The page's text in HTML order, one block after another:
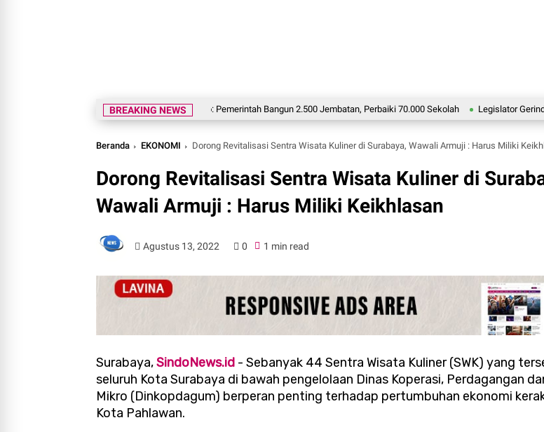
BREAKING NEWS
Prabowo: Pemerintah Bangun 2.500 Jembatan, Perbaiki 70.000 Sekolah Legislator Gerindra
Beranda EKONOMI Dorong Revitalisasi Sentra Wisata Kuliner di Surabaya, Wawali Armuji : Harus Miliki
Dorong Revitalisasi Sentra Wisata Kuliner di
Wawali Armuji : Harus Miliki Keikhlasan
Agustus 13, 2022 0 1 min read
Surabaya,SindoNews.id - Sebanyak 44 Sentra Wisata Kuliner (SWK) yang
seluruh Kota Surabaya di bawah pengelolaan Dinas Koperasi, Perdagangan
Mikro (Dinkopdagum) berperan penting terhadap pertumbuhan ekonomi
Kota Pahlawan.